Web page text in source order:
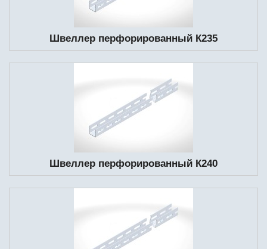
Швеллер перфорированный К235
Швеллер перфорированный К240